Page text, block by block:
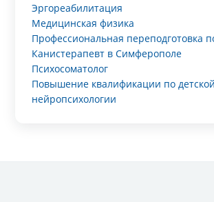
Эргореабилитация
Медицинская физика
Профессиональная переподготовка
Канистерапевт в Симферополе
Психосоматолог
Повышение квалификации по детской
нейропсихологии